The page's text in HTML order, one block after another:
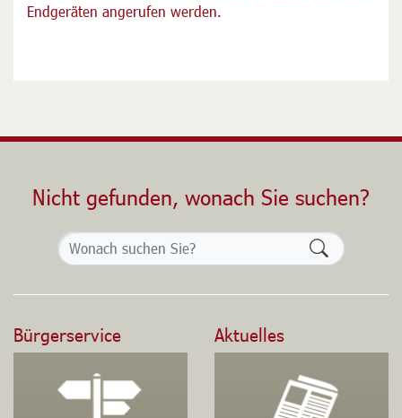
Endgeräten angerufen werden.
Nicht gefunden, wonach Sie suchen?
Bürgerservice Aktuelles